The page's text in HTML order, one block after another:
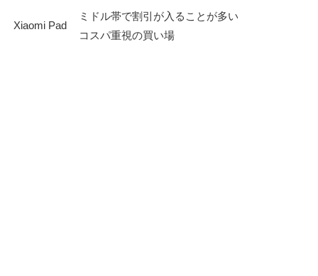
Xiaomi Pad
ミドル帯で割引が入ることが多い
コスパ重視の買い場